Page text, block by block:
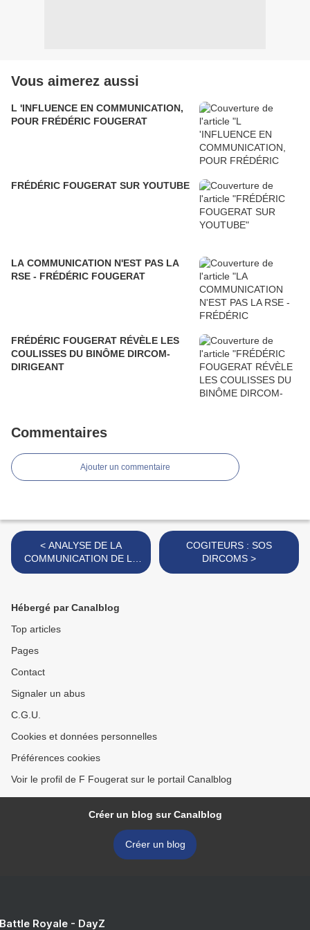
Vous aimerez aussi
L 'INFLUENCE EN COMMUNICATION,
POUR FRÉDÉRIC FOUGERAT
FRÉDÉRIC FOUGERAT SUR YOUTUBE
LA COMMUNICATION N'EST PAS LA
RSE - FRÉDÉRIC FOUGERAT
FRÉDÉRIC FOUGERAT RÉVÈLE LES
COULISSES DU BINÔME DIRCOM-
DIRIGEANT
Commentaires
Ajouter un commentaire
< ANALYSE DE LA
COMMUNICATION DE LA
REFORME DES
COGITEURS : SOS
DIRCOMS >
Hébergé par Canalblog
Top articles
Pages
Contact
Signaler un abus
C.G.U.
Cookies et données personnelles
Préférences cookies
Voir le profil de F Fougerat sur le portail Canalblog
Créer un blog sur Canalblog
Créer un blog
Royale - DayZ